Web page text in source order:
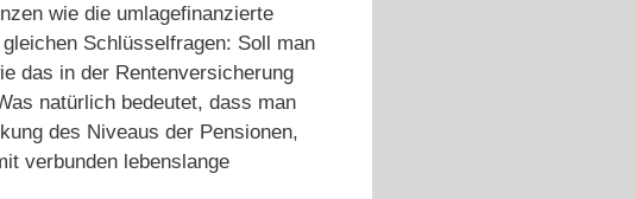
wie die umlagefinanzierte
Schlüsselfragen: Soll man
das in der Rentenversicherung
natürlich bedeutet, dass man
des Niveaus der Pensionen,
verbunden lebenslange